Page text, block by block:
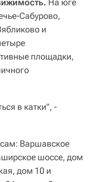
На юге
Сабурово,
и
площадки,
в катки", -
Варшавское
шоссе, дом
дом 10 и